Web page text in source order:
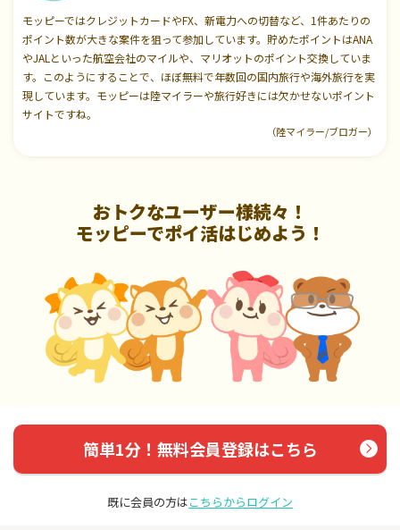
モッピーではクレジットカードやFX、新電力への切替など、1件あたりの
ポイント数が大きな案件を狙って参加しています。貯めたポイントはANA
やJALといった航空会社のマイルや、マリオットのポイント交換していま
す。このようにすることで、ほぼ無料で年数回の国内旅行や海外旅行を実
現しています。モッピーは陸マイラーや旅行好きには欠かせないポイント
サイトですね。
（陸マイラー/ブロガー）
おトクなユーザー様続々！
モッピーでポイ活はじめよう！
簡単1分！無料会員登録はこちら
既に会員の方はこちらからログイン